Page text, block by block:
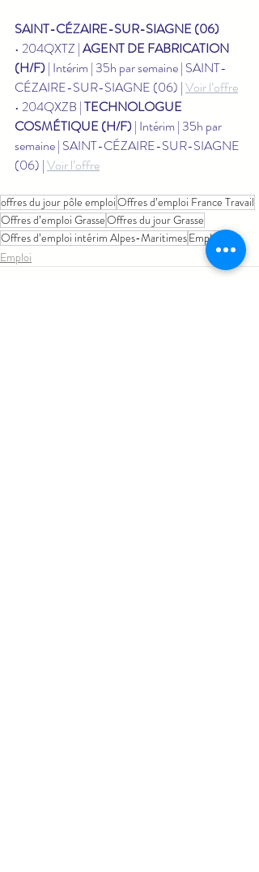
SAINT-CÉZAIRE-SUR-SIAGNE (06)
• 204QXTZ | AGENT DE FABRICATION
(H/F) | Intérim | 35h par semaine | SAINT-
CÉZAIRE-SUR-SIAGNE (06) | Voir l’offre
• 204QXZB | TECHNOLOGUE
COSMÉTIQUE (H/F) | Intérim | 35h par
semaine | SAINT-CÉZAIRE-SUR-SIAGNE
(06) | Voir l’offre
offres du jour pôle emploiOffres d’emploi France Travail
Offres d’emploi GrasseOffres du jour Grasse
Offres d’emploi intérim Alpes-MaritimesEmploi
Emploi